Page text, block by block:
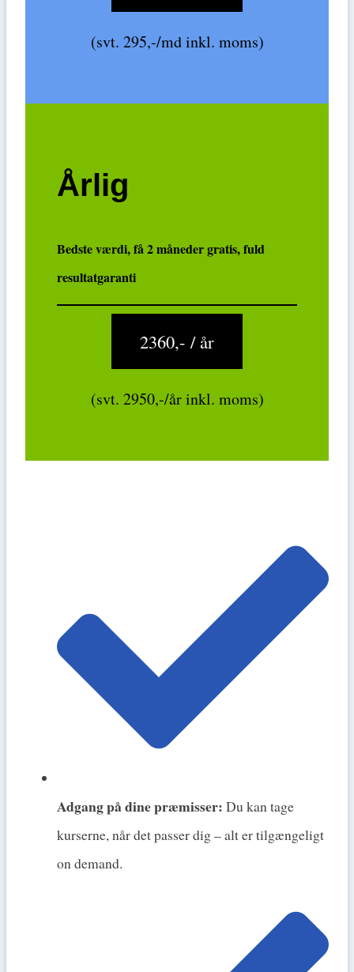
(svt. 295,-/md inkl. moms)
Årlig
Bedste værdi, få 2 måneder gratis, fuld
resultatgaranti
2360,- / år
(svt. 2950,-/år inkl. moms)
Adgang på dine præmisser: Du kan tage
kurserne, når det passer dig – alt er tilgængeligt
on demand.